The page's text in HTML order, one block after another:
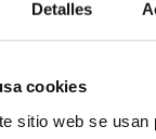
Detalles
cookies
sitio web se usan
en: